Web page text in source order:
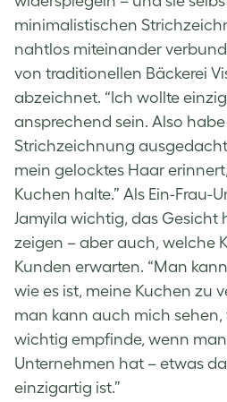
minimalistischen
nahtlos miteinander
von traditionellen Bäckerei
abzeichnet. “Ich wollte
ansprechend sein. Also
Strichzeichnung
mein gelocktes Haar
Kuchen halte.” Als Ein-Frau-
Jamyila wichtig, das Gesicht
zeigen – aber auch, welche
Kunden erwarten. “Man
wie es ist, meine Kuchen zu
man kann auch mich
wichtig empfinde, wenn
Unternehmen hat – etwas
einzigartig ist.”